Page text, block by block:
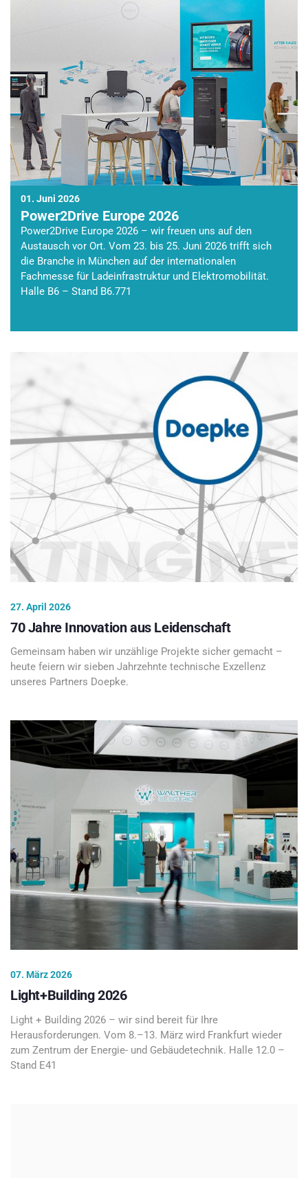
01. Juni 2026
Power2Drive Europe 2026
Power2Drive Europe 2026 – wir freuen uns auf den
Austausch vor Ort. Vom 23. bis 25. Juni 2026 trifft sich
die Branche in München auf der internationalen
Fachmesse für Ladeinfrastruktur und Elektromobilität.
Halle B6 – Stand B6.771
27. April 2026
70 Jahre Innovation aus Leidenschaft
Gemeinsam haben wir unzählige Projekte sicher gemacht –
heute feiern wir sieben Jahrzehnte technische Exzellenz
unseres Partners Doepke.
07. März 2026
Light+Building 2026
Light + Building 2026 – wir sind bereit für Ihre
Herausforderungen. Vom 8.–13. März wird Frankfurt wieder
zum Zentrum der Energie- und Gebäudetechnik. Halle 12.0 –
Stand E41